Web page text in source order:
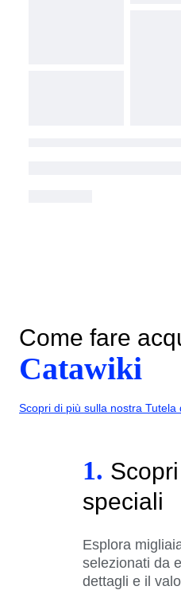
Come fare
Catawiki
Scopri di più sulla nostra Tutela
1.
speciali
Esplora
selezionati da
dettagli e il